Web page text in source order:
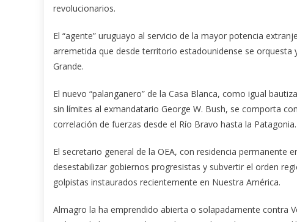
revolucionarios.
El “agente” uruguayo al servicio de la mayor potencia
arremetida que desde territorio estadounidense se
Grande.
El nuevo “palanganero” de la Casa Blanca, como igual
sin límites al exmandatario George W. Bush, se comporta
correlación de fuerzas desde el Río Bravo hasta la Patagonia.
El secretario general de la OEA, con residencia
desestabilizar gobiernos progresistas y subvertir el orden
golpistas instaurados recientemente en Nuestra América.
Almagro la ha emprendido abierta o solapadamente contra